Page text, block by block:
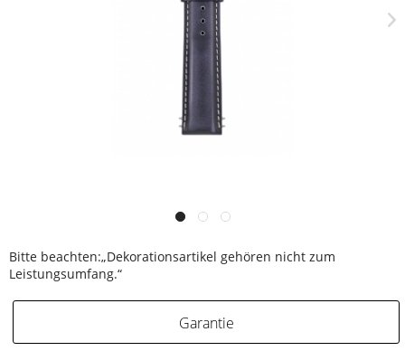
Bitte beachten:„Dekorationsartikel gehören nicht zum
Leistungsumfang.“
Garantie